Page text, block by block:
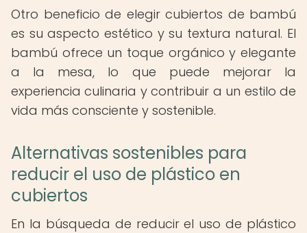
Otro beneficio de elegir cubiertos de bambú
es su aspecto estético y su textura natural. El
bambú ofrece un toque orgánico y elegante
a la mesa, lo que puede mejorar la
experiencia culinaria y contribuir a un estilo de
vida más consciente y sostenible.
Alternativas sostenibles para
reducir el uso de plástico en
cubiertos
En la búsqueda de reducir el uso de plástico